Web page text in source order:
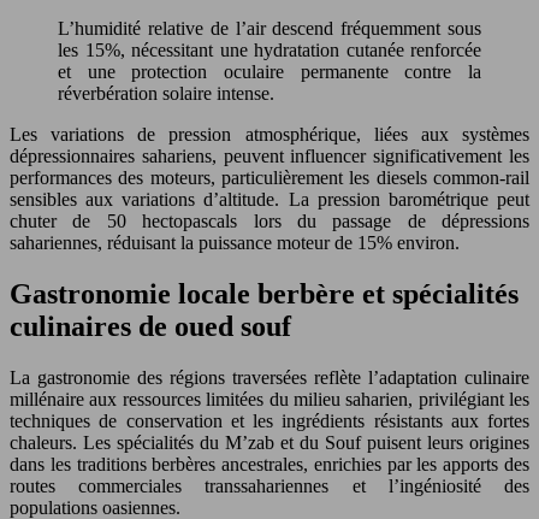
L’humidité relative de l’air descend fréquemment sous
les 15%, nécessitant une hydratation cutanée renforcée
et une protection oculaire permanente contre la
réverbération solaire intense.
Les variations de pression atmosphérique, liées aux systèmes
dépressionnaires sahariens, peuvent influencer significativement les
performances des moteurs, particulièrement les diesels common-rail
sensibles aux variations d’altitude. La pression barométrique peut
chuter de 50 hectopascals lors du passage de dépressions
sahariennes, réduisant la puissance moteur de 15% environ.
Gastronomie locale berbère et spécialités
culinaires de oued souf
La gastronomie des régions traversées reflète l’adaptation culinaire
millénaire aux ressources limitées du milieu saharien, privilégiant les
techniques de conservation et les ingrédients résistants aux fortes
chaleurs. Les spécialités du M’zab et du Souf puisent leurs origines
dans les traditions berbères ancestrales, enrichies par les apports des
routes commerciales transsahariennes et l’ingéniosité des
populations oasiennes.